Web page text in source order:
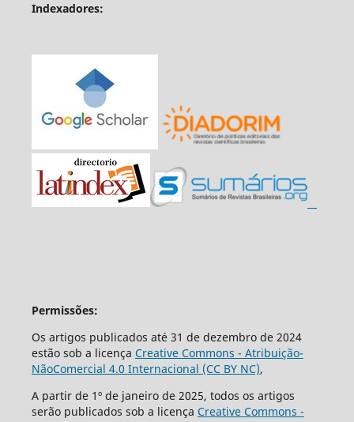
Indexadores:
Permissões:
Os artigos publicados até 31 de dezembro de 2024
estão sob a licença Creative Commons - Atribuição-
NãoComercial 4.0 Internacional (CC BY NC),
A partir de 1º de janeiro de 2025, todos os artigos
serão publicados sob a licença Creative Commons -